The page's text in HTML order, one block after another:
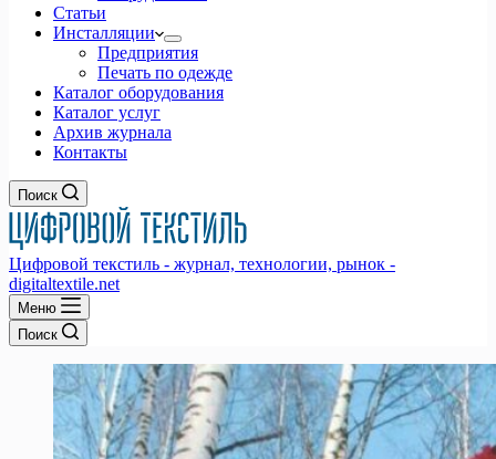
Статьи
Инсталляции
Предприятия
Печать по одежде
Каталог оборудования
Каталог услуг
Архив журнала
Контакты
Поиск
Цифровой текстиль - журнал, технологии, рынок -
digitaltextile.net
Меню
Поиск